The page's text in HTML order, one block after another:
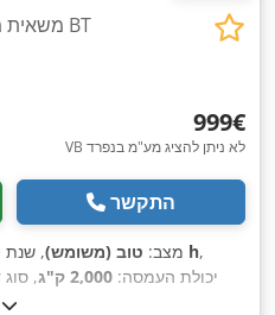
‏999 ‏€
VB לא ניתן להציג מע"מ בנפרד
התקשר
מצב: טוב (משומש), שנת 3,126 h,
יכולת העמסה: 2,000 ק"ג ,